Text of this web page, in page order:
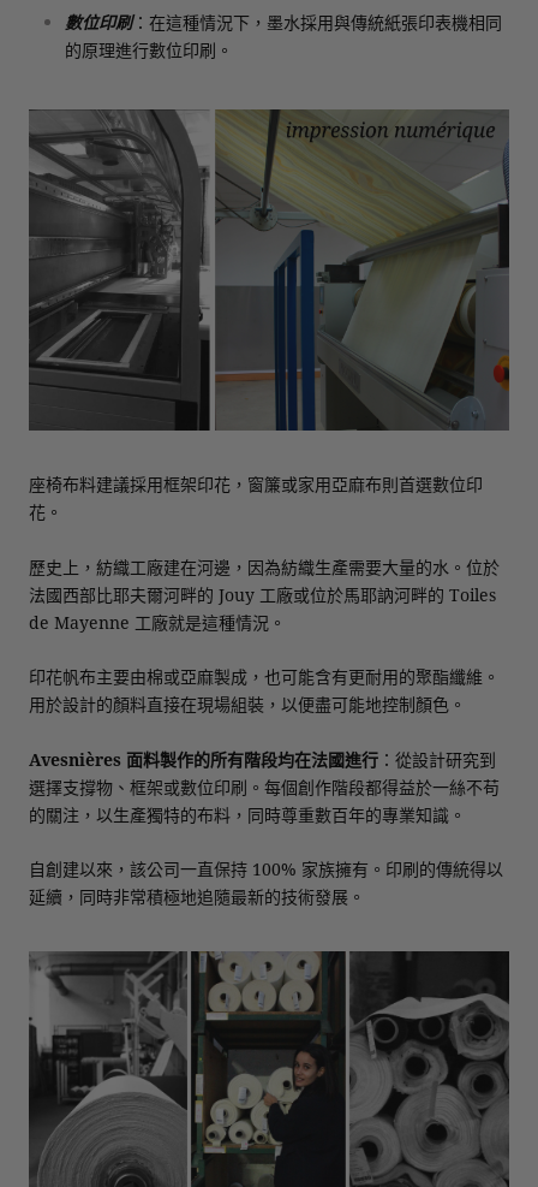
數位印刷：在這種情況下，墨水採用與傳統紙張印表機相同
的原理進行數位印刷。
座椅布料建議採用框架印花，窗簾或家用亞麻布則首選數位印
花。
歷史上，紡織工廠建在河邊，因為紡織生產需要大量的水。位於
法國西部比耶夫爾河畔的 Jouy 工廠或位於馬耶訥河畔的 Toiles
de Mayenne 工廠就是這種情況。
印花帆布主要由棉或亞麻製成，也可能含有更耐用的聚酯纖維。
用於設計的顏料直接在現場組裝，以便盡可能地控制顏色。
Avesnières 面料製作的所有階段均在法國進行 ：從設計研究到
選擇支撐物、框架或數位印刷。每個創作階段都得益於一絲不苟
的關注，以生產獨特的布料，同時尊重數百年的專業知識。
自創建以來，該公司一直保持 100% 家族擁有。印刷的傳統得以
延續，同時非常積極地追隨最新的技術發展。